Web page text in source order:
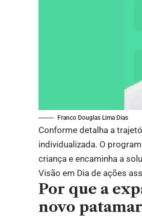
Franco Douglas Lima Dias
Conforme detalha a
individualizada. O
criança e encaminha a
Visão em Dia de ações
Por que a
novo